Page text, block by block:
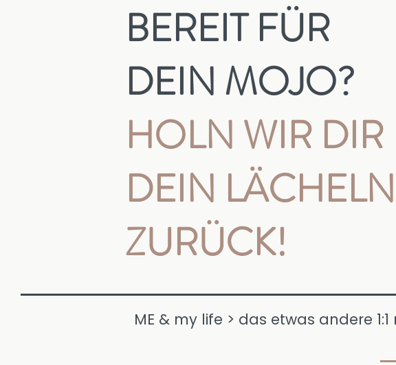
BEREIT FÜR
DEIN MOJO?
HOLN WIR DIR
DEIN LÄCHELN
ZURÜCK!
ME & my life > das etwas andere